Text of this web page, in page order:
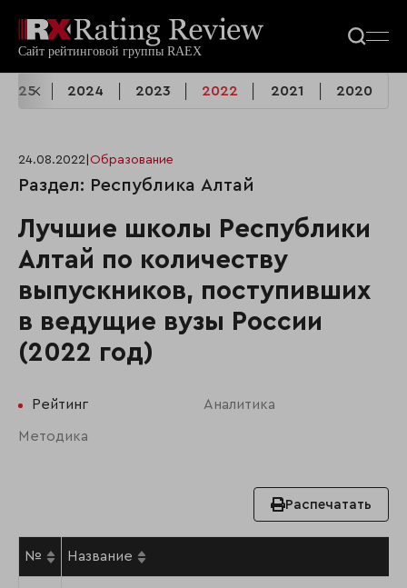
2025 2024 2023 2022 2021 2020
24.08.2022 Образование
Раздел: Республика Алтай
Лучшие школы Республики
Алтай по количеству
выпускников, поступивших
в ведущие вузы России
(2022 год)
Рейтинг Аналитика
Методика
Распечатать
№ Название